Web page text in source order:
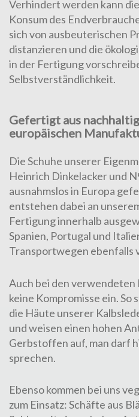
Verhindert werden kann
Konsum des
sich von ausbeuterischen
distanzieren und die
in der Fertigung
Selbstverständlichkeit.
Gefertigt aus
europäischen
Die Schuhe unserer
Heinrich Dinkelacker und
ausnahmslos in Europa
entstehen dabei an
Fertigung innerhalb
Spanien, Portugal und
Transportwegen ebenfalls
Auch bei den
keine Kompromisse ein. So
die Häute unserer
und weisen einen hohen
Gerbstoffen auf, man darf
sprechen.
Ebenso kommen bei uns
zum Einsatz: Schäfte aus